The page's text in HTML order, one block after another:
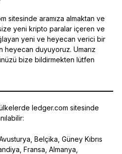
sitesinde aramıza almaktan ve
yeni kripto paralar içeren ve
yeni ve heyecan verici bir
duyuyoruz. Umarız
bize bildirmekten lütfen
ledger.com sitesinde
Belçika, Güney Kıbrıs
Fransa, Almanya,